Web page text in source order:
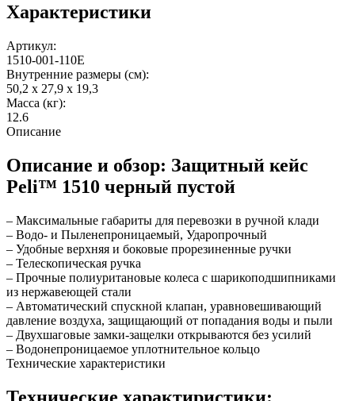
Характеристики
Артикул:
1510-001-110E
Внутренние размеры (см):
50,2 x 27,9 x 19,3
Масса (кг):
12.6
Описание
Описание и обзор: Защитный кейс
Peli™ 1510 черный пустой
– Максимальные габариты для перевозки в ручной клади
– Водо- и Пыленепроницаемый, Ударопрочный
– Удобные верхняя и боковые прорезиненные ручки
– Телескопическая ручка
– Прочные полиуритановые колеса с шарикоподшипниками
из нержавеющей стали
– Автоматический спускной клапан, уравновешивающий
давление воздуха, защищающий от попадания воды и пыли
– Двухшаговые замки-защелки открываются без усилий
– Водонепроницаемое уплотнительное кольцо
Технические характеристики